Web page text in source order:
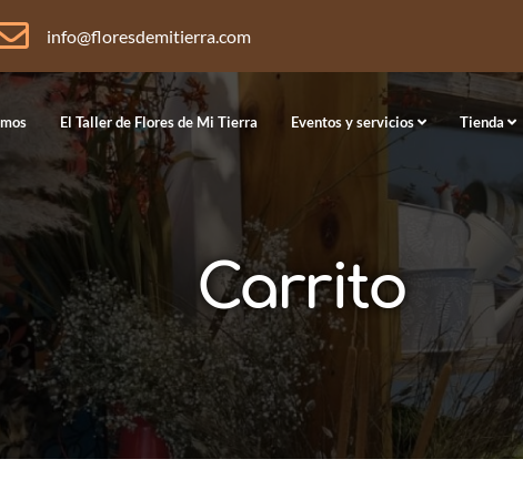
info@floresdemitierra.com
El Taller de Flores de Mi Tierra Eventos y servicios Tienda
Carrito